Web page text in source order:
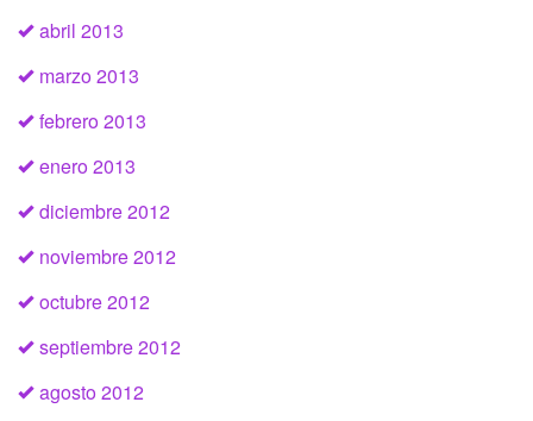
abril 2013
marzo 2013
febrero 2013
enero 2013
diciembre 2012
noviembre 2012
octubre 2012
septiembre 2012
agosto 2012